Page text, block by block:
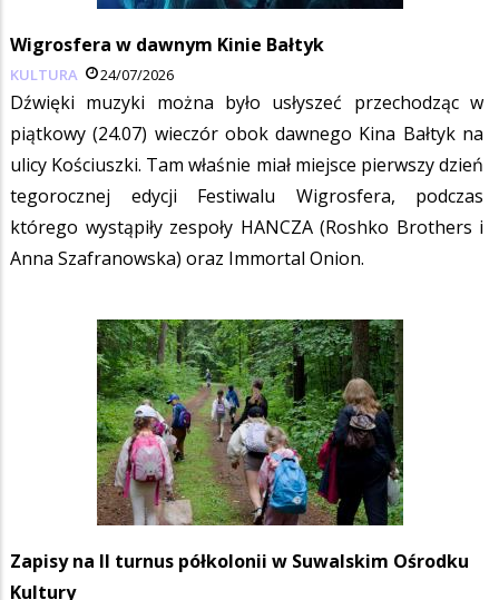
Wigrosfera w dawnym Kinie Bałtyk
KULTURA 24/07/2026
Dźwięki muzyki można było usłyszeć przechodząc w
piątkowy (24.07) wieczór obok dawnego Kina Bałtyk na
ulicy Kościuszki. Tam właśnie miał miejsce pierwszy dzień
tegorocznej edycji Festiwalu Wigrosfera, podczas
którego wystąpiły zespoły HANCZA (Roshko Brothers i
Anna Szafranowska) oraz Immortal Onion.
Zapisy na II turnus półkolonii w Suwalskim Ośrodku
Kultury